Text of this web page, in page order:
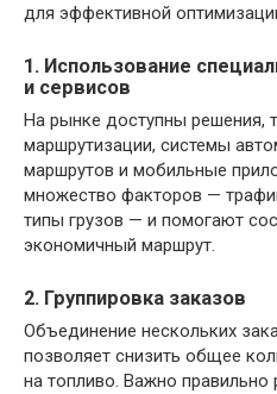
для эффективной
1. Использование
и сервисов
На рынке доступны решения,
маршрутизации, системы
маршрутов и мобильные
множество факторов —
типы грузов — и помогают
экономичный маршрут.
2. Группировка заказов
Объединение нескольких
позволяет снизить общее
на топливо. Важно правильно